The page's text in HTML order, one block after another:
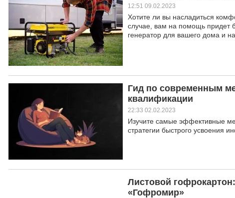
12:51 09.02.2023
Хотите ли вы насладиться
случае, вам на помощь придет
генератор для вашего дома и
Гид по современным
квалификации
22:33 02.02.2023
Изучите самые эффективные
стратегии быстрого усвоения
Листовой
«Гофромир»